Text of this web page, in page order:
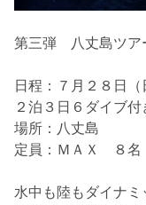
第三弾 八丈島ツア
日程：７月２８日（
２泊３日６ダイブ付
場所：八丈島
定員：ＭＡＸ ８名
水中も陸もダイナミ